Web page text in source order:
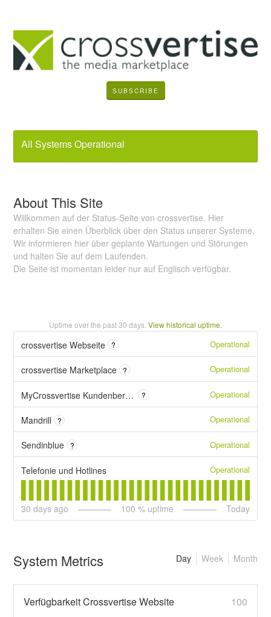
SUBSCRIBE
All Systems Operational
About This Site
Willkommen auf der Status-Seite von crossvertise. Hier
erhalten Sie einen Überblick über den Status unserer Systeme.
Wir informieren hier über geplante Wartungen und Störungen
und halten Sie auf dem Laufenden.
Die Seite ist momentan leider nur auf Englisch verfügbar.
Uptime over the past30 days. View historical uptime.
crossvertise Webseite ? Operational
crossvertise Marketplace ? Operational
MyCrossvertise Kundenbereich ? Operational
Mandrill ? Operational
Sendinblue ? Operational
Telefonie und Hotlines Operational
30 days ago 100 % uptime Today
System Metrics Month
Week
Day
Verfügbarkeit Crossvertise Website 100